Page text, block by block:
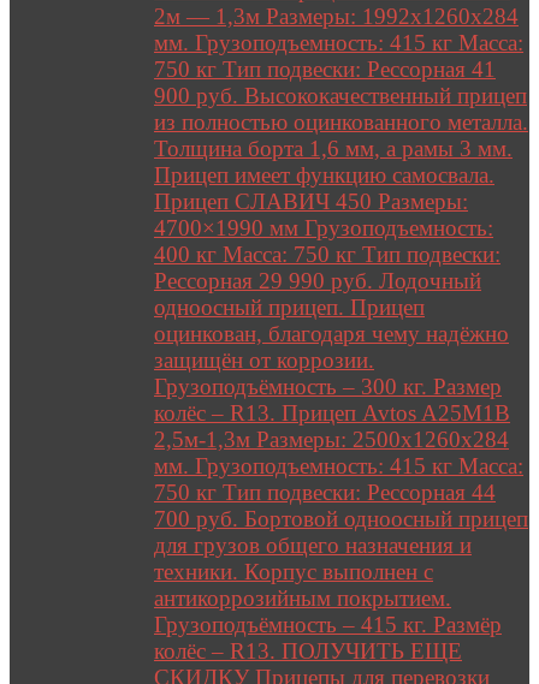
2м — 1,3м Размеры: 1992х1260х284
мм. Грузоподъемность: 415 кг Масса:
750 кг Тип подвески: Рессорная 41
900 руб. Высококачественный прицеп
из полностью оцинкованного металла.
Толщина борта 1,6 мм, а рамы 3 мм.
Прицеп имеет функцию самосвала.
Прицеп СЛАВИЧ 450 Размеры:
4700×1990 мм Грузоподъемность:
400 кг Масса: 750 кг Тип подвески:
Рессорная 29 990 руб. Лодочный
одноосный прицеп. Прицеп
оцинкован, благодаря чему надёжно
защищён от коррозии.
Грузоподъёмность – 300 кг. Размер
колёс – R13. Прицеп Avtos A25M1B
2,5м-1,3м Размеры: 2500х1260х284
мм. Грузоподъемность: 415 кг Масса:
750 кг Тип подвески: Рессорная 44
700 руб. Бортовой одноосный прицеп
для грузов общего назначения и
техники. Корпус выполнен с
антикоррозийным покрытием.
Грузоподъёмность – 415 кг. Размёр
колёс – R13. ПОЛУЧИТЬ ЕЩЕ
СКИДКУ Прицепы для перевозки